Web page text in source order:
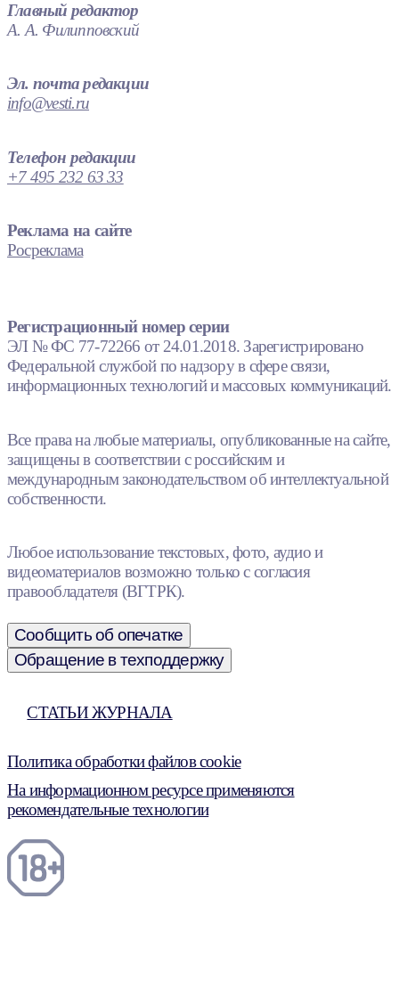
Главный редактор
А. А. Филипповский
Эл. почта редакции
info@vesti.ru
Телефон редакции
+7 495 232 63 33
Реклама на сайте
Росреклама
Регистрационный номер серии
ЭЛ № ФС 77-72266 от 24.01.2018. Зарегистрировано
Федеральной службой по надзору в сфере связи,
информационных технологий и массовых коммуникаций.
Все права на любые материалы, опубликованные на сайте,
защищены в соответствии с российским и
международным законодательством об интеллектуальной
собственности.
Любое использование текстовых, фото, аудио и
видеоматериалов возможно только с согласия
правообладателя (ВГТРК).
Сообщить об опечатке
Обращение в техподдержку
СТАТЬИ ЖУРНАЛА
Политика обработки файлов cookie
На информационном ресурсе применяются
рекомендательные технологии